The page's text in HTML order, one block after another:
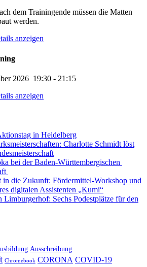
dem Trainingende müssen die Matten
werden.
anzeigen
2026 19:30 - 21:15
anzeigen
in Heidelberg
Charlotte Schmidt löst
bei der Baden-Württembergischen
in die Zukunft: Fördermittel-Workshop und
digitalen Assistenten „Kumi“
Limburgerhof: Sechs Podestplätze für den
Ausschreibung
Chromebook CORONA COVID-19
KI-Assistent